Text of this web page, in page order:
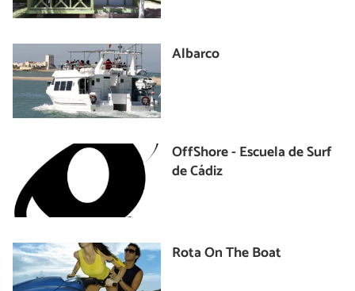
Albarco
OffShore - Escuela de Surf
de Cádiz
Rota On The Boat